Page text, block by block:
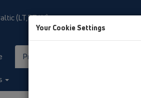
(LT,ET,LV)
Products
Your Cookie Settings